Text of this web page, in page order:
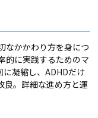
なかかわり方を身につ
的に実践するためのマ
凝縮し、ADHDだけ
良。詳細な進め方と運